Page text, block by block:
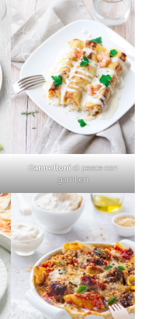
Cannellonidi pesce con
gamberi